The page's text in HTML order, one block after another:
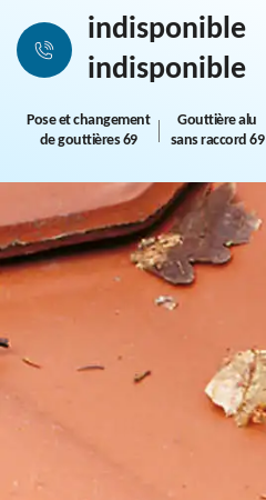
indisponible
indisponible
Pose et changement
de gouttières 69
Gouttière alu
sans raccord 69